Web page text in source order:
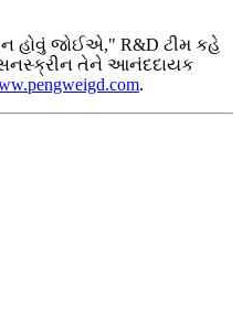
હોવું જોઈએ," R&D ટીમ કહે
સનસ્ક્રીન તેને આનંદદાયક
.